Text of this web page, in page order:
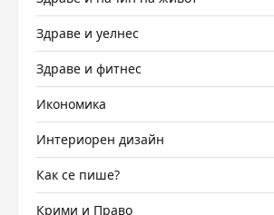
Здраве и уелнес
Здраве и фитнес
Икономика
Интериорен дизайн
Как се пише?
Крими и Право